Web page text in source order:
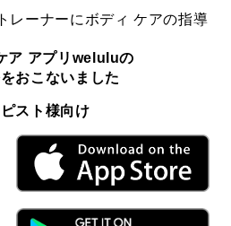
レーナーにボディ ケアの指導
ア アプリweluluの
おこないました
スト様向け